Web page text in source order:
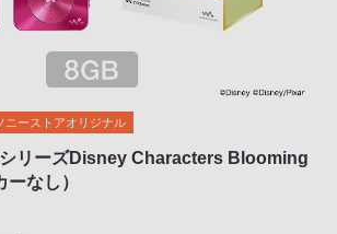
ニーストアオリジナル
リーズDisney Characters Blooming
なし）